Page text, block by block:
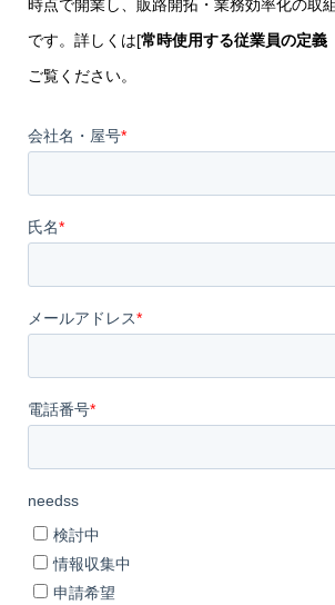
時点で開業し、販路開拓・業務効率化の取
です。詳しくは[常時使用する従業員の定義
ご覧ください。